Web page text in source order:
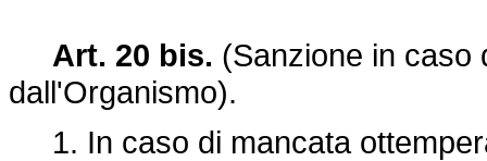
Art. 20 bis. (Sanzione in caso
dall'Organismo).
1. In caso di mancata